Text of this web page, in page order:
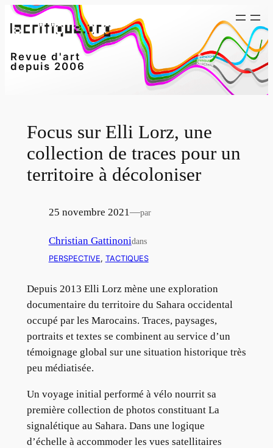
Aller
au
Revue d'art
depuis 2006
Focus sur Elli Lorz, une
collection de traces pour un
territoire à décoloniser
25 novembre 2021—par
Christian Gattinonidans
PERSPECTIVE, TACTIQUES
Depuis 2013 Elli Lorz mène une exploration
documentaire du territoire du Sahara occidental
occupé par les Marocains. Traces, paysages,
portraits et textes se combinent au service d’un
témoignage global sur une situation historique très
peu médiatisée.
Un voyage initial performé à vélo nourrit sa
première collection de photos constituant La
signalétique au Sahara. Dans une logique
d’échelle à accommoder les vues satellitaires